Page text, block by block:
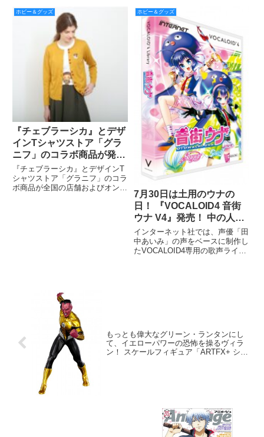
うれん荘』原画＆扉絵Tシャツ企
画」も残りわずか！ 第35弾ま
で突っ走れ!! そして第29弾は１
月13日24時締め切り！
ホビー＆グッズ
『チェブラーシカ』とデザ
インTシャツストア「グラ
ニフ」のコラボ商品が発売
決定！
『チェブラーシカ』とデザインT
シャツストア「グラニフ」のコラ
ボ商品が全国の店舗およびオンラ
ホビー＆グッズ
7月30日は土用のウナの
日！ 『VOCALOID4 音街
ウナ V4』発売！ 中の人は
妹声がカワイイ『⽥中あい
み』さん！
インターネット社では、声優「田
中あいみ」の声をベースに制作し
たVOCALOID4専用の歌声ライブ
もっとも偉大なグリーン・ランタンにし
て、イエローパワーの恐怖を操るヴィラ
ン！ スケールフィギュア「ARTFX+ シネ